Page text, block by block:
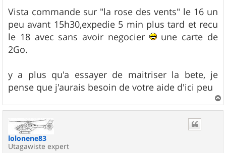
s
s
a
g
e
Vista commande sur "la rose des vents" le 16 un
peu avant 15h30,expedie 5 min plus tard et recu
le 18 avec sans avoir negocier
une carte de
2Go.
y a plus qu'a essayer de maitriser la bete, je
pense que j'aurais besoin de votre aide d'ici peu
a
lolonene83
Utagawiste expert